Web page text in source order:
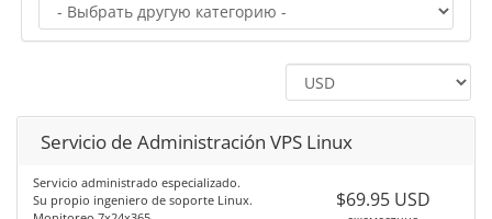
Servicio de Administración VPS Linux
Servicio administrado especializado.
Su propio ingeniero de soporte Linux.
$69.95 USD